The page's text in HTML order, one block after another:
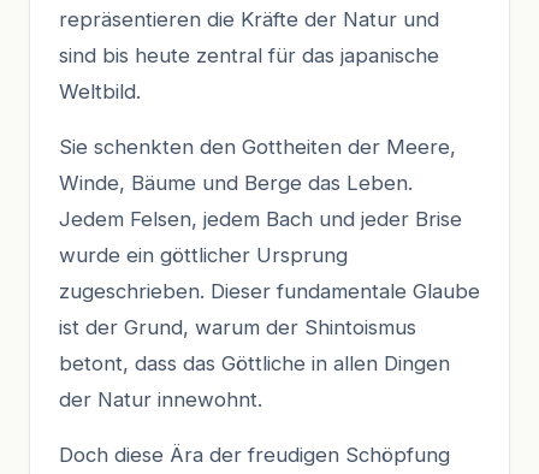
repräsentieren die Kräfte der Natur und
sind bis heute zentral für das japanische
Weltbild.
Sie schenkten den Gottheiten der Meere,
Winde, Bäume und Berge das Leben.
Jedem Felsen, jedem Bach und jeder Brise
wurde ein göttlicher Ursprung
zugeschrieben. Dieser fundamentale Glaube
ist der Grund, warum der Shintoismus
betont, dass das Göttliche in allen Dingen
der Natur innewohnt.
Doch diese Ära der freudigen Schöpfung